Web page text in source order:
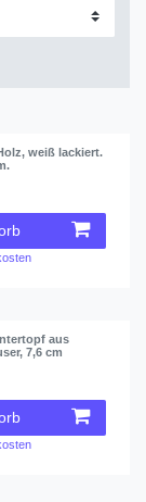
weiß lackiert.
aus
7,6 cm